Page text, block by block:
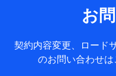
サービス提供等を通じて
基本情報
氏名、電話番号、メ
属性、連絡先、dポイ
お
契約内容変更、ロード
のお問い合わせは